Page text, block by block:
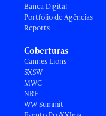
Banca Digital
Portfólio de Agências
Reports
Coberturas
Cannes Lions
SXSW
MWC
NRF
WW Summit